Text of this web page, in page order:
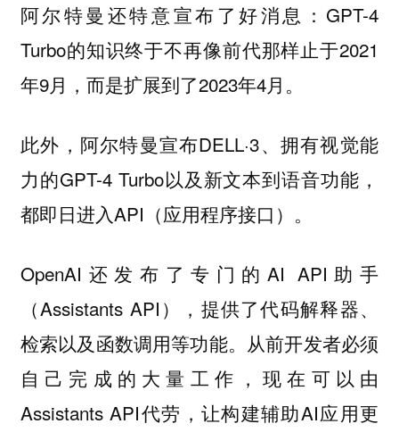
阿尔特曼还特意宣布了好消息：GPT-4
Turbo的知识终于不再像前代那样止于2021
年9月，而是扩展到了2023年4月。
此外，阿尔特曼宣布DELL·3、拥有视觉能
力的GPT-4 Turbo以及新文本到语音功能，
都即日进入API（应用程序接口）。
OpenAI还发布了专门的AI API助手
（Assistants API），提供了代码解释器、
检索以及函数调用等功能。从前开发者必须
自己完成的大量工作，现在可以由
Assistants API代劳，让构建辅助AI应用更